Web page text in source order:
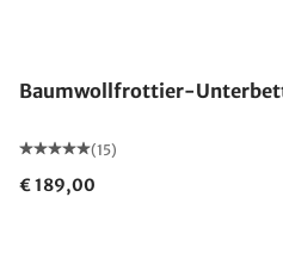
Baumwollfrottier-
(15)
€ 189,00